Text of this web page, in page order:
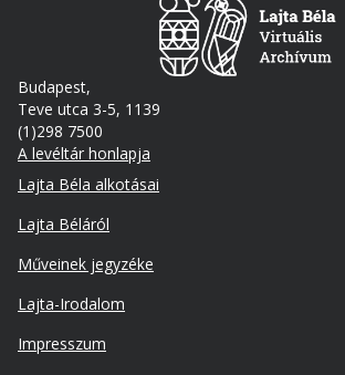
Budapest,
Teve utca 3-5, 1139
(1)298 7500
A levéltár honlapja
Footer
Lajta Béla alkotásai
Lajta Béláról
Műveinek jegyzéke
Lajta-Irodalom
Lábléc
másodlagos
Impresszum